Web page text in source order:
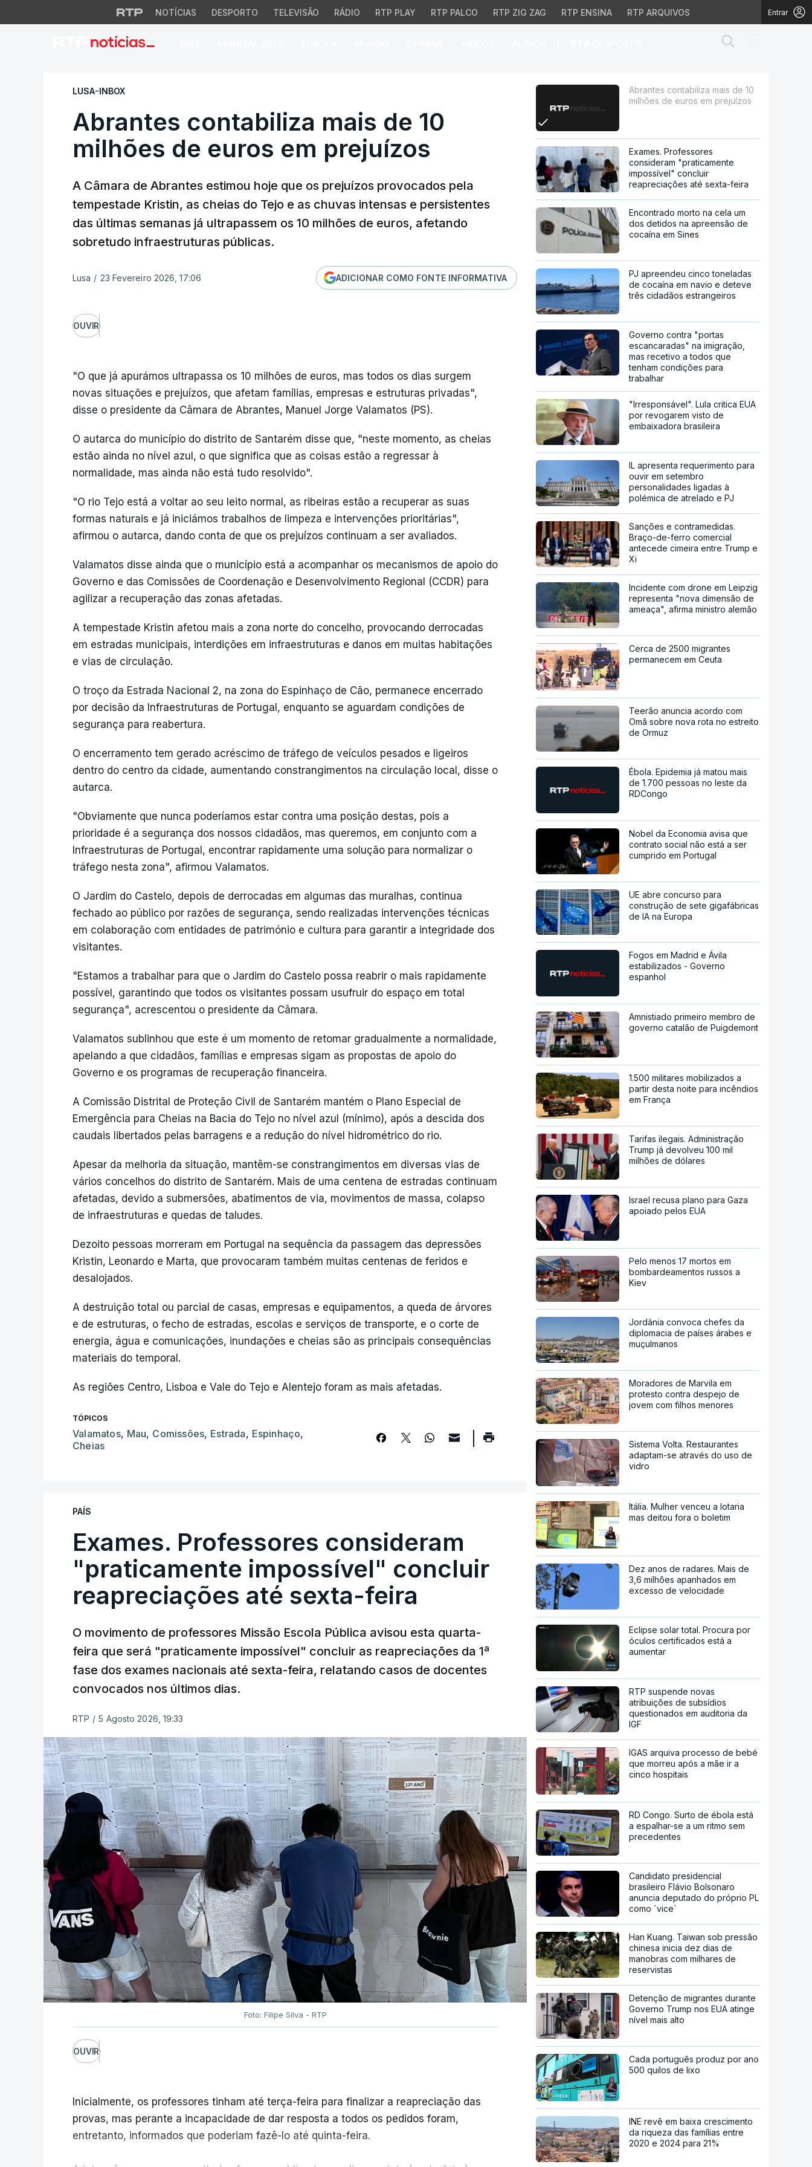
NOTÍCIAS DESPORTO TELEVISÃO RÁDIO RTP PLAY RTP PALCO RTP ZIG ZAG RTP ENSINA RTP ARQUIVOS Entrar
Abrantes contabiliza mais de 10 milhões de euros em prejuízos
LUSA-INBOX
Abrantes contabiliza mais de 10
milhões de euros em prejuízos
A Câmara de Abrantes estimou hoje que os prejuízos provocados pela
tempestade Kristin, as cheias do Tejo e as chuvas intensas e persistentes
das últimas semanas já ultrapassem os 10 milhões de euros, afetando
sobretudo infraestruturas públicas.
Lusa / 23 Fevereiro 2026, 17:06 ADICIONAR COMO FONTE INFORMATIVA
OUVIR
"O que já apurámos ultrapassa os 10 milhões de euros, mas todos os dias surgem
novas situações e prejuízos, que afetam famílias, empresas e estruturas privadas",
disse o presidente da Câmara de Abrantes, Manuel Jorge Valamatos (PS).
O autarca do município do distrito de Santarém disse que, "neste momento, as cheias
estão ainda no nível azul, o que significa que as coisas estão a regressar à
normalidade, mas ainda não está tudo resolvido".
"O rio Tejo está a voltar ao seu leito normal, as ribeiras estão a recuperar as suas
formas naturais e já iniciámos trabalhos de limpeza e intervenções prioritárias",
afirmou o autarca, dando conta de que os prejuízos continuam a ser avaliados.
Valamatos disse ainda que o município está a acompanhar os mecanismos de apoio do
Governo e das Comissões de Coordenação e Desenvolvimento Regional (CCDR) para
agilizar a recuperação das zonas afetadas.
A tempestade Kristin afetou mais a zona norte do concelho, provocando derrocadas
em estradas municipais, interdições em infraestruturas e danos em muitas habitações
e vias de circulação.
O troço da Estrada Nacional 2, na zona do Espinhaço de Cão, permanece encerrado
por decisão da Infraestruturas de Portugal, enquanto se aguardam condições de
segurança para reabertura.
O encerramento tem gerado acréscimo de tráfego de veículos pesados e ligeiros
dentro do centro da cidade, aumentando constrangimentos na circulação local, disse o
autarca.
"Obviamente que nunca poderíamos estar contra uma posição destas, pois a
prioridade é a segurança dos nossos cidadãos, mas queremos, em conjunto com a
Infraestruturas de Portugal, encontrar rapidamente uma solução para normalizar o
tráfego nesta zona", afirmou Valamatos.
O Jardim do Castelo, depois de derrocadas em algumas das muralhas, continua
fechado ao público por razões de segurança, sendo realizadas intervenções técnicas
em colaboração com entidades de património e cultura para garantir a integridade dos
visitantes.
"Estamos a trabalhar para que o Jardim do Castelo possa reabrir o mais rapidamente
possível, garantindo que todos os visitantes possam usufruir do espaço em total
segurança", acrescentou o presidente da Câmara.
Valamatos sublinhou que este é um momento de retomar gradualmente a normalidade,
apelando a que cidadãos, famílias e empresas sigam as propostas de apoio do
Governo e os programas de recuperação financeira.
A Comissão Distrital de Proteção Civil de Santarém mantém o Plano Especial de
Emergência para Cheias na Bacia do Tejo no nível azul (mínimo), após a descida dos
caudais libertados pelas barragens e a redução do nível hidrométrico do rio.
Apesar da melhoria da situação, mantêm-se constrangimentos em diversas vias de
vários concelhos do distrito de Santarém. Mais de uma centena de estradas continuam
afetadas, devido a submersões, abatimentos de via, movimentos de massa, colapso
de infraestruturas e quedas de taludes.
Dezoito pessoas morreram em Portugal na sequência da passagem das depressões
Kristin, Leonardo e Marta, que provocaram também muitas centenas de feridos e
desalojados.
A destruição total ou parcial de casas, empresas e equipamentos, a queda de árvores
e de estruturas, o fecho de estradas, escolas e serviços de transporte, e o corte de
energia, água e comunicações, inundações e cheias são as principais consequências
materiais do temporal.
As regiões Centro, Lisboa e Vale do Tejo e Alentejo foram as mais afetadas.
TÓPICOS
Valamatos, Mau, Comissões, Estrada, Espinhaço,
Cheias
PAÍS
Exames. Professores consideram
"praticamente impossível" concluir
reapreciações até sexta-feira
O movimento de professores Missão Escola Pública avisou esta quarta-
feira que será "praticamente impossível" concluir as reapreciações da 1ª
fase dos exames nacionais até sexta-feira, relatando casos de docentes
convocados nos últimos dias.
RTP / 5 Agosto 2026, 19:33
Foto: Filipe Silva - RTP
OUVIR
Inicialmente, os professores tinham até terça-feira para finalizar a reapreciação das
provas, mas perante a incapacidade de dar resposta a todos os pedidos foram,
entretanto, informados que poderiam fazê-lo até quinta-feira.
Abrantes contabiliza mais de 10
milhões de euros em prejuízos
Exames. Professores
consideram "praticamente
impossível" concluir
reapreciações até sexta-feira
Encontrado morto na cela um
dos detidos na apreensão de
cocaína em Sines
PJ apreendeu cinco toneladas
de cocaína em navio e deteve
três cidadãos estrangeiros
Governo contra "portas
escancaradas" na imigração,
mas recetivo a todos que
tenham condições para
trabalhar
"Irresponsável". Lula critica EUA
por revogarem visto de
embaixadora brasileira
IL apresenta requerimento para
ouvir em setembro
personalidades ligadas à
polémica de atrelado e PJ
Sanções e contramedidas.
Braço-de-ferro comercial
antecede cimeira entre Trump e
Xi
Incidente com drone em Leipzig
representa "nova dimensão de
ameaça", afirma ministro alemão
Cerca de 2500 migrantes
permanecem em Ceuta
Teerão anuncia acordo com
Omã sobre nova rota no estreito
de Ormuz
Ébola. Epidemia já matou mais
de 1.700 pessoas no leste da
RDCongo
Nobel da Economia avisa que
contrato social não está a ser
cumprido em Portugal
UE abre concurso para
construção de sete gigafábricas
de IA na Europa
Fogos em Madrid e Ávila
estabilizados - Governo
espanhol
Amnistiado primeiro membro de
governo catalão de Puigdemont
1.500 militares mobilizados a
partir desta noite para incêndios
em França
Tarifas ilegais. Administração
Trump já devolveu 100 mil
milhões de dólares
Israel recusa plano para Gaza
apoiado pelos EUA
Pelo menos 17 mortos em
bombardeamentos russos a
Kiev
Jordânia convoca chefes da
diplomacia de países árabes e
muçulmanos
Moradores de Marvila em
protesto contra despejo de
jovem com filhos menores
Sistema Volta. Restaurantes
adaptam-se através do uso de
vidro
Itália. Mulher venceu a lotaria
mas deitou fora o boletim
Dez anos de radares. Mais de
3,6 milhões apanhados em
excesso de velocidade
Eclipse solar total. Procura por
óculos certificados está a
aumentar
RTP suspende novas
atribuições de subsídios
questionados em auditoria da
IGF
IGAS arquiva processo de bebé
que morreu após a mãe ir a
cinco hospitais
RD Congo. Surto de ébola está
a espalhar-se a um ritmo sem
precedentes
Candidato presidencial
brasileiro Flávio Bolsonaro
anuncia deputado do próprio PL
como `vice`
Han Kuang. Taiwan sob pressão
chinesa inicia dez dias de
manobras com milhares de
reservistas
Detenção de migrantes durante
Governo Trump nos EUA atinge
nível mais alto
Cada português produz por ano
500 quilos de lixo
INE revê em baixa crescimento
da riqueza das famílias entre
2020 e 2024 para 21%